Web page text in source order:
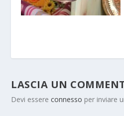
LASCIA UN
Devi essereconnesso per inviare